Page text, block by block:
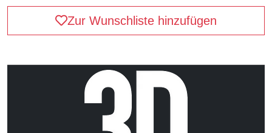
Zur Wunschliste hinzufügen